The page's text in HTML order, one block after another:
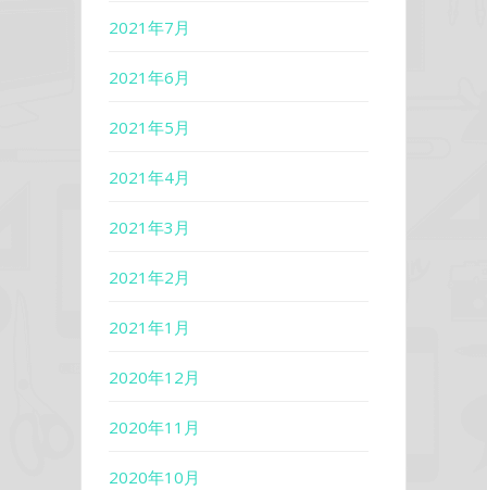
2021年7月
2021年6月
2021年5月
2021年4月
2021年3月
2021年2月
2021年1月
2020年12月
2020年11月
2020年10月